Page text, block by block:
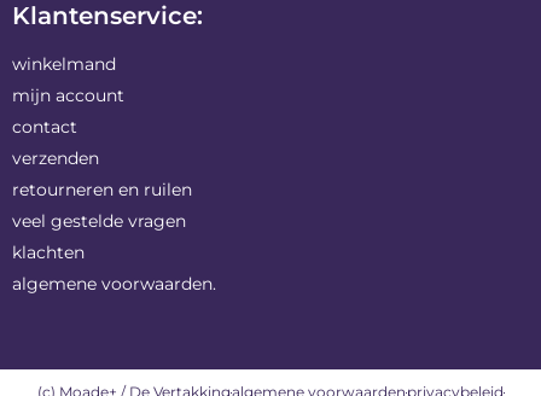
Klantenservice:
winkelmand
mijn account
contact
verzenden
retourneren en ruilen
veel gestelde vragen
klachten
algemene voorwaarden.
(c) Moade+ / De Vertakkingalgemene voorwaardenprivacybeleid